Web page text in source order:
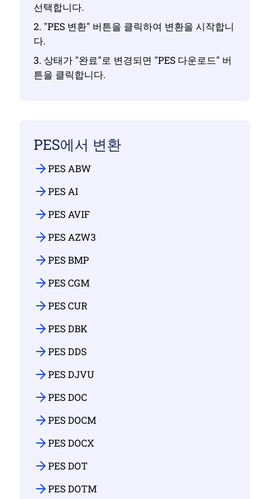
선택합니다.
2. "PES 변환" 버튼을 클릭하여 변환을 시작합니
다.
3. 상태가 "완료"로 변경되면 "PES 다운로드" 버
튼을 클릭합니다.
PES에서 변환
PES ABW
PES AI
PES AVIF
PES AZW3
PES BMP
PES CGM
PES CUR
PES DBK
PES DDS
PES DJVU
PES DOC
PES DOCM
PES DOCX
PES DOT
PES DOTM